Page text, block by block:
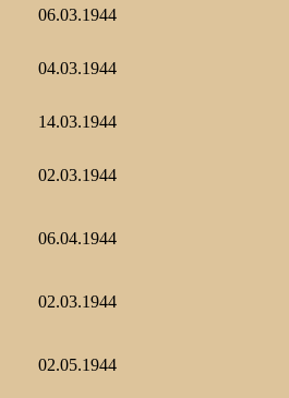
06.03.1944
04.03.1944
14.03.1944
02.03.1944
06.04.1944
02.03.1944
02.05.1944